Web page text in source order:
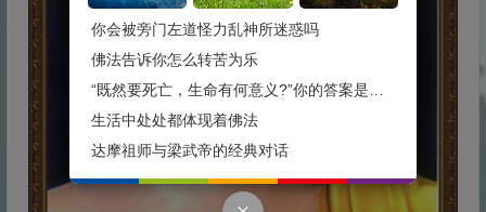
你会被旁门左道怪力乱神所迷惑吗
佛法告诉你怎么转苦为乐
生活中处处都体现着佛法
达摩祖师与梁武帝的经典对话